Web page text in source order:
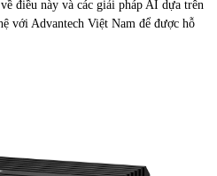
điều này và các giải pháp AI dựa trên
với Advantech Việt Nam để được hỗ